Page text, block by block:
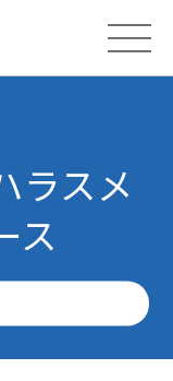
ラスメ
ス